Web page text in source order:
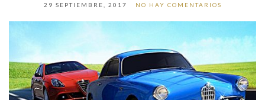
29 SEPTIEMBRE, 2017 NO HAY COMENTARIOS